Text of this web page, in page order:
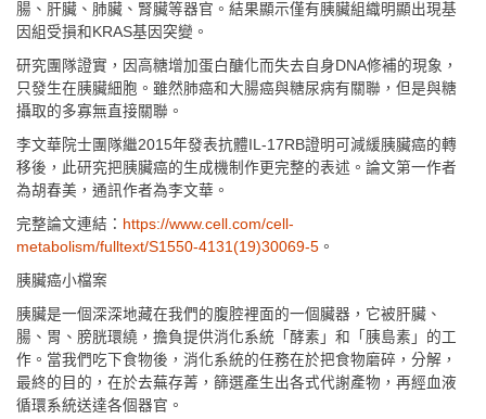
腸、肝臟、肺臟、腎臟等器官。結果顯示僅有胰臟組織明顯出現基
因組受損和KRAS基因突變。
研究團隊證實，因高糖增加蛋白醣化而失去自身DNA修補的現象，
只發生在胰臟細胞。雖然肺癌和大腸癌與糖尿病有關聯，但是與糖
攝取的多寡無直接關聯。
李文華院士團隊繼2015年發表抗體IL-17RB證明可減緩胰臟癌的轉
移後，此研究把胰臟癌的生成機制作更完整的表述。論文第一作者
為胡春美，通訊作者為李文華。
完整論文連結： https://www.cell.com/cell-
metabolism/fulltext/S1550-4131(19)30069-5 。
胰臟癌小檔案
胰臟是一個深深地藏在我們的腹腔裡面的一個臟器，它被肝臟、
腸、胃、膀胱環繞，擔負提供消化系統「酵素」和「胰島素」的工
作。當我們吃下食物後，消化系統的任務在於把食物磨碎，分解，
最終的目的，在於去蕪存菁，篩選產生出各式代謝產物，再經血液
循環系統送達各個器官。